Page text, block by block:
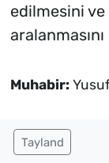
edilmesini
Muhabir:
Tayland